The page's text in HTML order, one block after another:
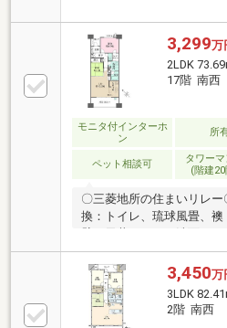
広々４ＬＤＫ+ＷＩＣ□食
完備
3,299万
2LDK
17階 南西
モニタ付インターホ
ン
所
ペット相談可
タワー
(階建
〇三菱地所の住まいリレ
換：トイレ、琉球風畳、襖
ペデストリアンデッキで
の大規模マンション■23階
2LDK■ウォークインクロ
富■トランクルーム付き■
付き■ペット飼育可（規約
3,450万
3LDK
2階 南西